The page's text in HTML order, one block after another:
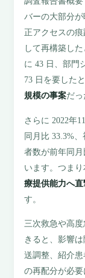
バーの大部分
正アクセスの
して再構築し
に 43 日、部門
73 日を要した
規模の事案だっ
さらに 2022年
同月比 33.3%
者数が前年同
います。つま
療提供能力へ
す。
三次救急や高
きると、影響
送調整、紹介
の再配分が必要